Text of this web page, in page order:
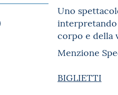
Uno
interpretando
corpo e della
Menzione
BIGLIETTI